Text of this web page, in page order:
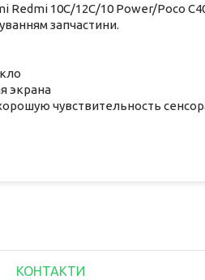
Redmi 10C/12C/10 Power/Poco
запчастини.
экрана
чувствительность